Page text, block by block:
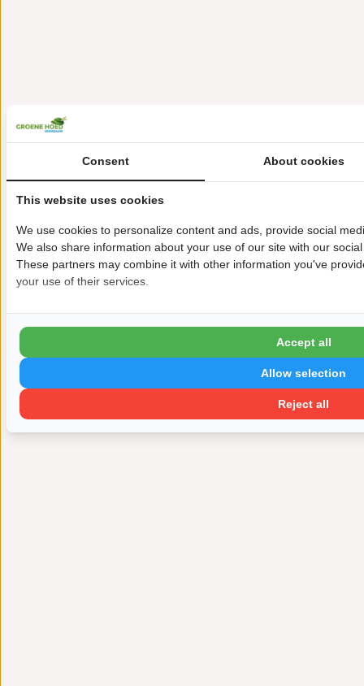
Consent About cookies
This website uses cookies
We use cookies to personalize content and ads, provide social
We also share information about your use of our site with our
These partners may combine it with other information you've
your use of their services.
Reject all
Allow selection
Accept all